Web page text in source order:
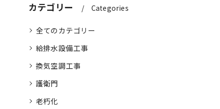
カテゴリー Categories
全てのカテゴリー
給排水設備工事
換気空調工事
護衛門
老朽化